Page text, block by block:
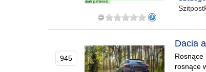
945
Dacia
Rosnące
rosnące